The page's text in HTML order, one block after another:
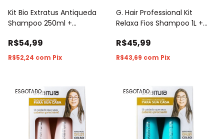
Kit Bio Extratus Antiqueda
Shampoo 250ml +
R$54,99
R$52,24 com Pix
G. Hair Professional Kit
Relaxa Fios Shampoo 1L +
R$45,99
R$43,69 com Pix
ESGOTADO ESGOTADO